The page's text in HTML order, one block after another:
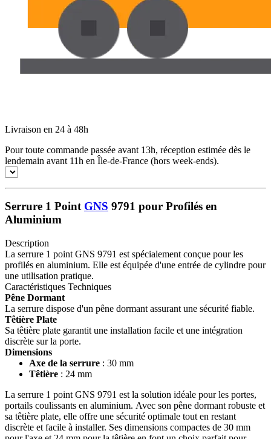
Livraison en 24 à 48h
Pour toute commande passée avant 13h, réception estimée dès le
lendemain avant 11h en Île-de-France (hors week-ends).
Serrure 1 Point GNS 9791 pour Profilés en
Aluminium
Description
La serrure 1 point GNS 9791 est spécialement conçue pour les
profilés en aluminium. Elle est équipée d'une entrée de cylindre pour
une utilisation pratique.
Caractéristiques Techniques
Pêne Dormant
La serrure dispose d'un pêne dormant assurant une sécurité fiable.
Têtière Plate
Sa têtière plate garantit une installation facile et une intégration
discrète sur la porte.
Dimensions
Axe de la serrure : 30 mm
Têtière : 24 mm
La serrure 1 point GNS 9791 est la solution idéale pour les portes,
portails coulissants en aluminium. Avec son pêne dormant robuste et
sa têtière plate, elle offre une sécurité optimale tout en restant
discrète et facile à installer. Ses dimensions compactes de 30 mm